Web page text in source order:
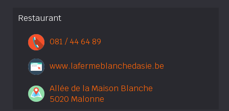
Restaurant
081 / 44 64 89
www.lafermeblanchedasie.be
Allée de la Maison Blanche
5020 Malonne